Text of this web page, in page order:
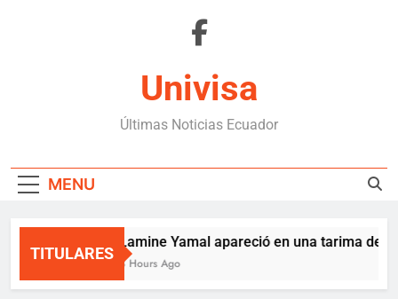
Univisa
Últimas Noticias Ecuador
MENU
TITULARES
Lamine Yamal apareció en una tarima de
3 Hours Ago